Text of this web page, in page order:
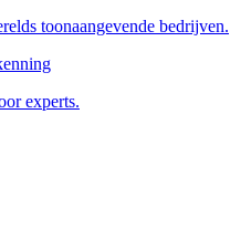
toonaangevende bedrijven.
experts.